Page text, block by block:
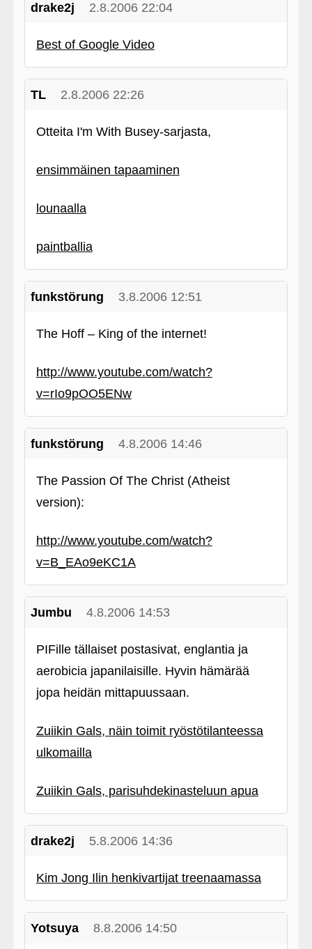
drake2j 2.8.2006 22:04
Best of Google Video
TL 2.8.2006 22:26
Otteita I'm With Busey-sarjasta,
ensimmäinen tapaaminen
lounaalla
paintballia
funkstörung 3.8.2006 12:51
The Hoff – King of the internet!
http://www.youtube.com/watch?
v=rIo9pOO5ENw
funkstörung 4.8.2006 14:46
The Passion Of The Christ (Atheist
version):
http://www.youtube.com/watch?
v=B_EAo9eKC1A
Jumbu 4.8.2006 14:53
PIFille tällaiset postasivat, englantia ja
aerobicia japanilaisille. Hyvin hämärää
jopa heidän mittapuussaan.
Zuiikin Gals, näin toimit ryöstötilanteessa
ulkomailla
Zuiikin Gals, parisuhdekinasteluun apua
drake2j 5.8.2006 14:36
Kim Jong Ilin henkivartijat treenaamassa
Yotsuya 8.8.2006 14:50